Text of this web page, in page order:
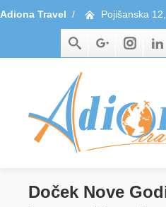
Adiona Travel / Pojišanska
Doček Nove